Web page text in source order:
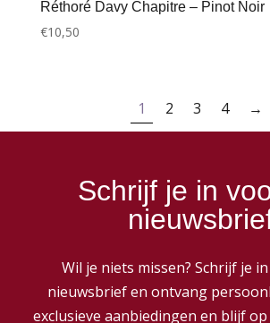
Réthoré Davy Chapitre – Pinot Noir
€10,50
1 2 3 4 →
Schrijf je in
Wil je niets missen? Schrijf je
nieuwsbrief en ontvang
exclusieve aanbiedingen en blijf